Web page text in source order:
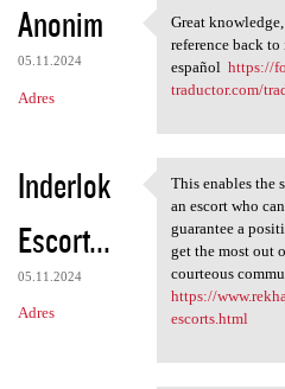
Anonim
05.11.2024
Adres
Great
Great
reference back
español https://
traductor.com/
Inderlok
Escort...
05.11.2024
Adres
This enables
This enables the
an escort who
guarantee a
get the most out
courteous
https://
escorts.html